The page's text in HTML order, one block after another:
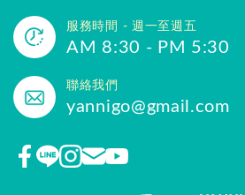
服務時間 - 週一至週五
AM 8:30 - PM 5:30
聯絡我們
yannigo@gmail.com